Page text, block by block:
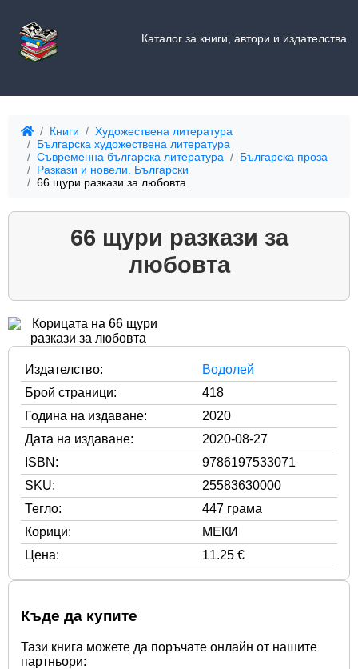
Каталог за книги, автори и издателства
Книги
Художествена литература
Българска художествена литература
Съвременна българска литература
Българска проза
Разкази и новели. Български
66 щури разкази за любовта
66 щури разкази за
любовта
Издателство:
Водолей
Брой страници:
418
Година на издаване:
2020
Дата на издаване:
2020-08-27
ISBN:
9786197533071
SKU:
25583630000
Тегло:
447 грама
Корици:
МЕКИ
Цена:
11.25 €
Къде да купите
Тази книга можете да поръчате онлайн от нашите
партньори: